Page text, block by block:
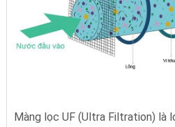
Màng lọc UF (Ultra Filtration) là